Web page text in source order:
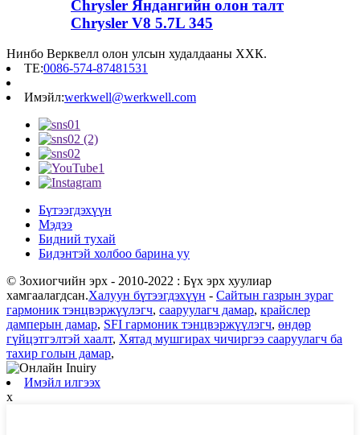
Chrysler Яндангийн олон талт
Chrysler V8 5.7L 345
Нинбо Верквелл олон улсын худалдааны ХХК.
TE:0086-574-87481531
Имэйл:werkwell@werkwell.com
Бүтээгдэхүүн
Мэдээ
Бидний тухай
Бидэнтэй холбоо барина уу
© Зохиогчийн эрх - 2010-2022 : Бүх эрх хуулиар
хамгаалагдсан.Халуун бүтээгдэхүүн - Сайтын газрын зураг
гармоник тэнцвэржүүлэгч, сааруулагч дамар, крайслер
дамперын дамар, SFI гармоник тэнцвэржүүлэгч, өндөр
гүйцэтгэлтэй хаалт, Хятад мушгирах чичиргээ сааруулагч ба
тахир голын дамар,
Имэйл илгээх
x